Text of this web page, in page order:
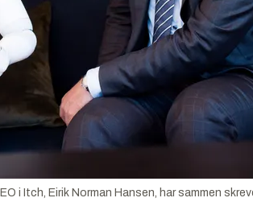
Itch, Eirik Norman Hansen, har sammen